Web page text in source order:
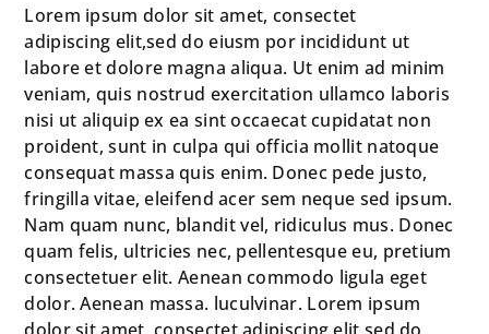
Lorem ipsum dolor sit amet, consectet
adipiscing elit,sed do eiusm por incididunt ut
labore et dolore magna aliqua. Ut enim ad minim
veniam, quis nostrud exercitation ullamco laboris
nisi ut aliquip ex ea sint occaecat cupidatat non
proident, sunt in culpa qui officia mollit natoque
consequat massa quis enim. Donec pede justo,
fringilla vitae, eleifend acer sem neque sed ipsum.
Nam quam nunc, blandit vel, ridiculus mus. Donec
quam felis, ultricies nec, pellentesque eu, pretium
consectetuer elit. Aenean commodo ligula eget
dolor. Aenean massa. luculvinar. Lorem ipsum